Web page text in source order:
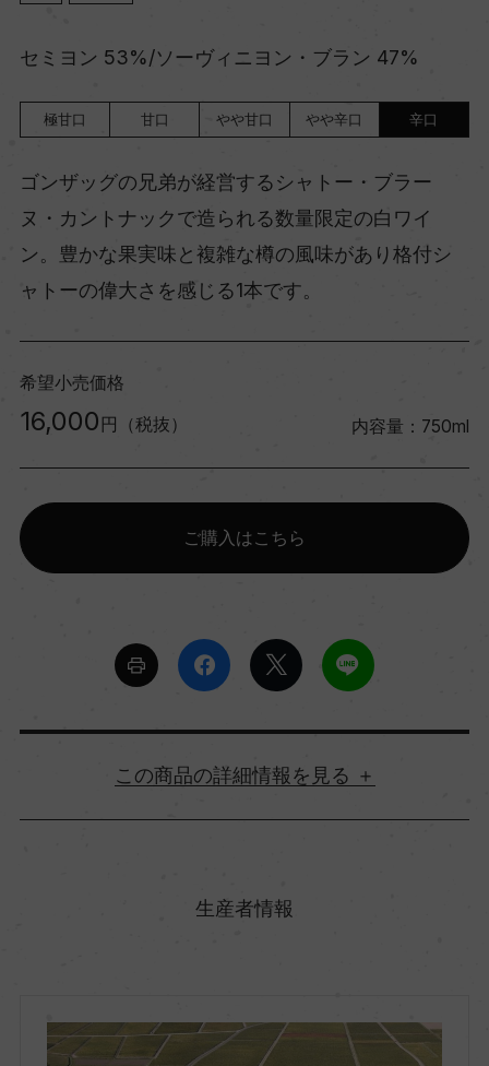
セミヨン 53%/ソーヴィニヨン・ブラン 47%
極甘口 甘口 やや甘口 やや辛口 辛口
ゴンザッグの兄弟が経営するシャトー・ブラー
ヌ・カントナックで造られる数量限定の白ワイ
ン。豊かな果実味と複雑な樽の風味があり格付シ
ャトーの偉大さを感じる1本です。
希望小売価格
16,000 円（税抜） 内容量：750ml
ご購入はこちら
詳細情報
生産者情報